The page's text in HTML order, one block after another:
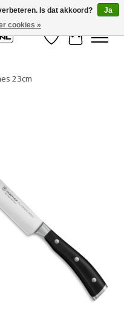
Verlanglijst
23cm
Is dat akkoord?
Ja
cookies »